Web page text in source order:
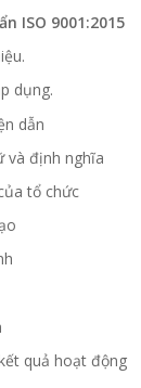
ISO 9001:2015
dụng.
dẫn
và định nghĩa
tổ chức
quả hoạt động